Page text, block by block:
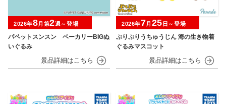
パペットスンスン ベーカリーBIGぬ
いぐるみ
2026年8月第2週～登場
ぷりぷりうちゅうじん 海の生き物着
ぐるみマスコット
2026年7月 25 日～登場